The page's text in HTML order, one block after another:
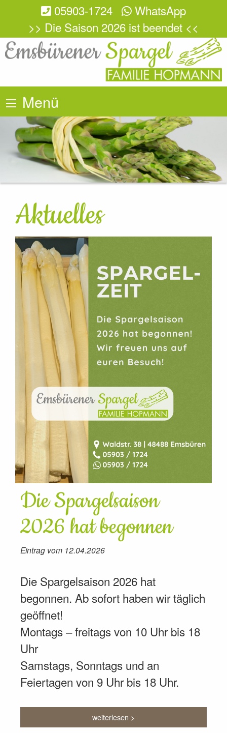
05903-1724
WhatsApp
>> Die Saison 2026 ist beendet <<
Menü
Aktuelles
Die Spargelsaison
2026 hat begonnen
Eintrag vom 12.04.2026
Die Spargelsaison 2026 hat
begonnen. Ab sofort haben wir täglich
geöffnet!
Montags – freitags von 10 Uhr bis 18
Uhr
Samstags, Sonntags und an
Feiertagen von 9 Uhr bis 18 Uhr.
weiterlesen >